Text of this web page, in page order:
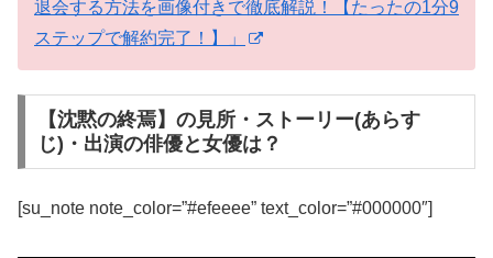
退会する方法を画像付きで徹底解説！【たったの1分9
ステップで解約完了！】」
【沈黙の終焉】の見所・ストーリー(あらす
じ)・出演の俳優と女優は？
[su_note note_color=”#efeeee” text_color=”#000000″]